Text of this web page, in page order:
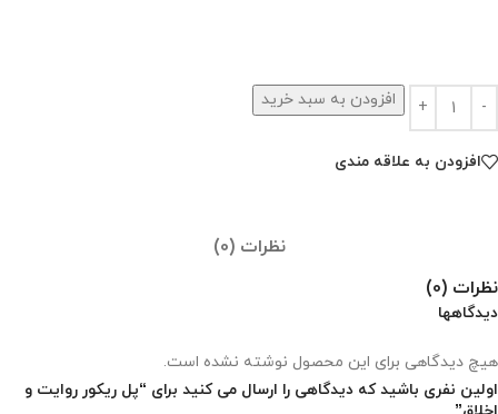
افزودن به سبد خرید
افزودن به علاقه مندی
نظرات (0)
نظرات (0)
دیدگاهها
هیچ دیدگاهی برای این محصول نوشته نشده است.
اولین نفری باشید که دیدگاهی را ارسال می کنید برای “پل ریکور روایت و